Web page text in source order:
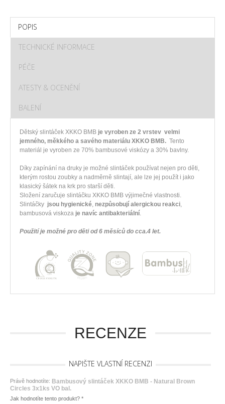
POPIS
TECHNICKÉ INFORMACE
PÉČE
ATESTY & OCENĚNÍ
BALENÍ
Dětský slintáček XKKO BMB je vyroben ze 2 vrstev velmi
jemného, měkkého a savého materiálu XKKO BMB. Tento
materiál je vyroben ze 70% bambusové viskózy a 30% bavlny.
Díky zapínání na druky je možné slintáček používat nejen pro děti,
kterým rostou zoubky a nadměrně slintají, ale lze jej použít i jako
klasický šátek na krk pro starší děti.
Složení zaručuje slintáčku XKKO BMB výjimečné vlastnosti.
Slintáčky jsou hygienické, nezpůsobují alergickou reakci,
bambusová viskoza je navíc antibakteriální.
Použití je možné pro děti od 6 měsíců do cca.4 let.
RECENZE
NAPIŠTE VLASTNÍ RECENZI
Právě hodnotíte: Bambusový slintáček XKKO BMB - Natural Brown
Circles 3x1ks VO bal.
Jak hodnotíte tento produkt? *